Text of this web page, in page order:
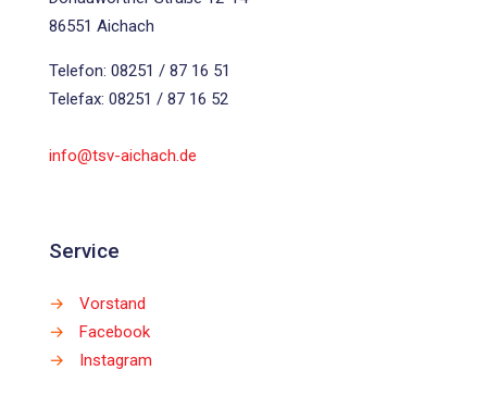
86551 Aichach
Telefon: 08251 / 87 16 51
Telefax: 08251 / 87 16 52
info@tsv-aichach.de
Service
→
Vorstand
→
Facebook
→
Instagram